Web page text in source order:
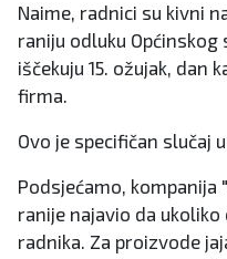
Naime, radnici su kivni
raniju odluku
iščekuju 15. ožujak, dan
firma.
Ovo je specifičan slučaj
Podsjećamo,
ranije najavio da
radnika. Za proizvode